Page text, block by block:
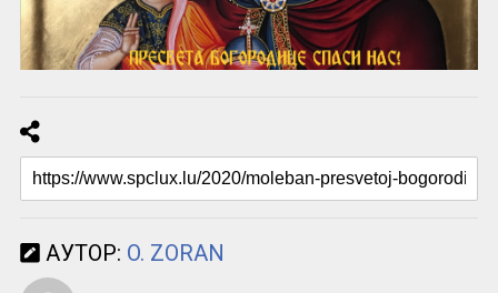
АУТОР: O. ZORAN